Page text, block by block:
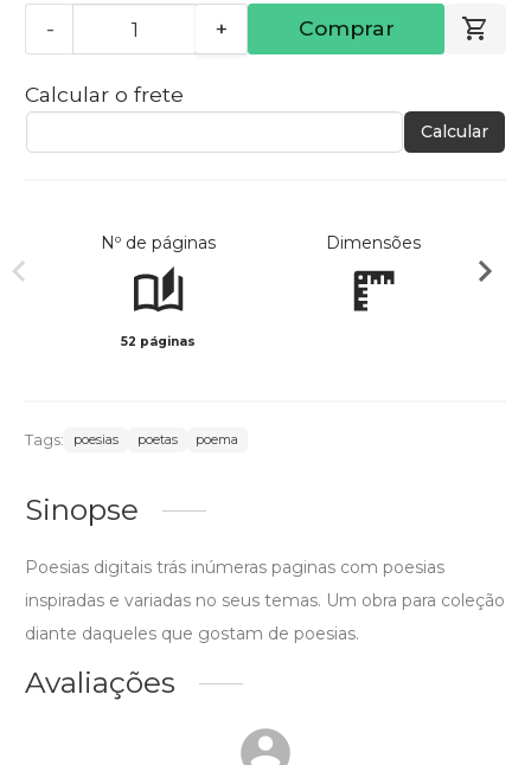
- + Comprar
Calcular o frete
Calcular
Nº de páginas
52 páginas
Dimensões
Tags: poesias poetas poema
Sinopse
Poesias digitais trás inúmeras paginas com poesias
inspiradas e variadas no seus temas. Um obra para coleção
diante daqueles que gostam de poesias.
Avaliações